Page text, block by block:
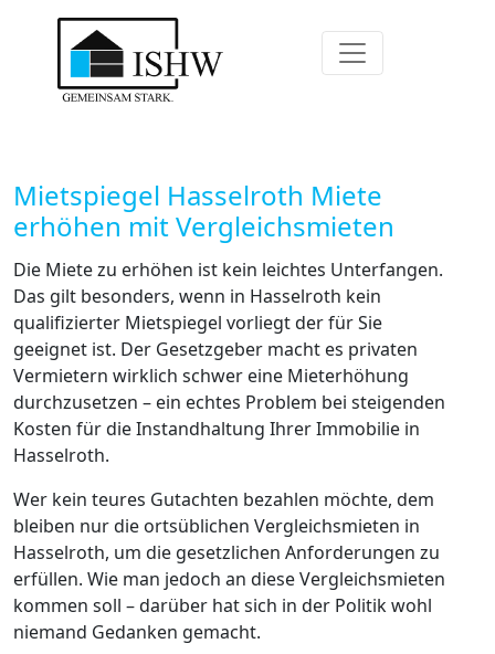
Mietspiegel Hasselroth Miete
erhöhen mit Vergleichsmieten
Die Miete zu erhöhen ist kein leichtes Unterfangen.
Das gilt besonders, wenn in Hasselroth kein
qualifizierter Mietspiegel vorliegt der für Sie
geeignet ist. Der Gesetzgeber macht es privaten
Vermietern wirklich schwer eine Mieterhöhung
durchzusetzen – ein echtes Problem bei steigenden
Kosten für die Instandhaltung Ihrer Immobilie in
Hasselroth.
Wer kein teures Gutachten bezahlen möchte, dem
bleiben nur die ortsüblichen Vergleichsmieten in
Hasselroth, um die gesetzlichen Anforderungen zu
erfüllen. Wie man jedoch an diese Vergleichsmieten
kommen soll – darüber hat sich in der Politik wohl
niemand Gedanken gemacht.